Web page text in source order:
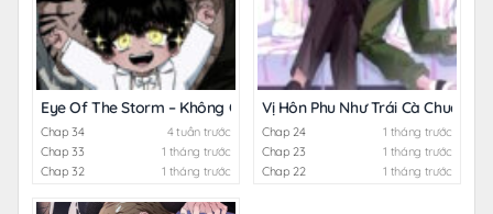
Eye Of The Storm – Không Che
Chap 34
4 tuần trước
Chap 33
1 tháng trước
Chap 32
1 tháng trước
Vị Hôn Phu Như Trái Cà Chua
Chap 24
1 tháng trước
Chap 23
1 tháng trước
Chap 22
1 tháng trước